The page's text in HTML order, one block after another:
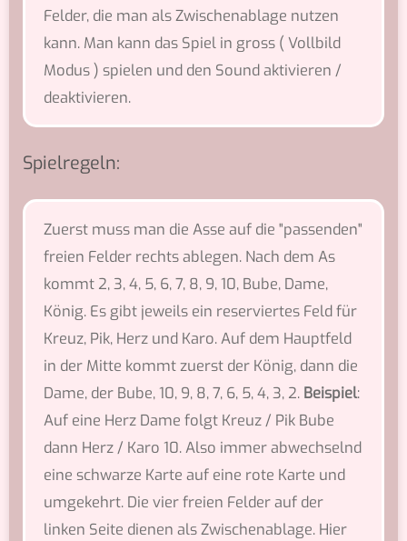
Felder, die man als Zwischenablage nutzen
kann. Man kann das Spiel in gross ( Vollbild
Modus ) spielen und den Sound aktivieren /
deaktivieren.
Spielregeln:
Zuerst muss man die Asse auf die "passenden"
freien Felder rechts ablegen. Nach dem As
kommt 2, 3, 4, 5, 6, 7, 8, 9, 10, Bube, Dame,
König. Es gibt jeweils ein reserviertes Feld für
Kreuz, Pik, Herz und Karo. Auf dem Hauptfeld
in der Mitte kommt zuerst der König, dann die
Dame, der Bube, 10, 9, 8, 7, 6, 5, 4, 3, 2. Beispiel:
Auf eine Herz Dame folgt Kreuz / Pik Bube
dann Herz / Karo 10. Also immer abwechselnd
eine schwarze Karte auf eine rote Karte und
umgekehrt. Die vier freien Felder auf der
linken Seite dienen als Zwischenablage. Hier